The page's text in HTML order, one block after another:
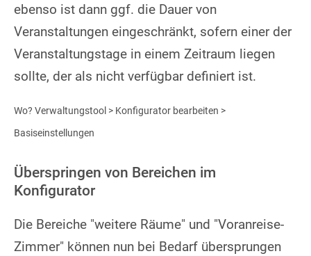
ebenso ist dann ggf. die Dauer von
Veranstaltungen eingeschränkt, sofern einer der
Veranstaltungstage in einem Zeitraum liegen
sollte, der als nicht verfügbar definiert ist.
Wo? Verwaltungstool > Konfigurator bearbeiten >
Basiseinstellungen
Überspringen von Bereichen im
Konfigurator
Die Bereiche "weitere Räume" und "Voranreise-
Zimmer" können nun bei Bedarf übersprungen